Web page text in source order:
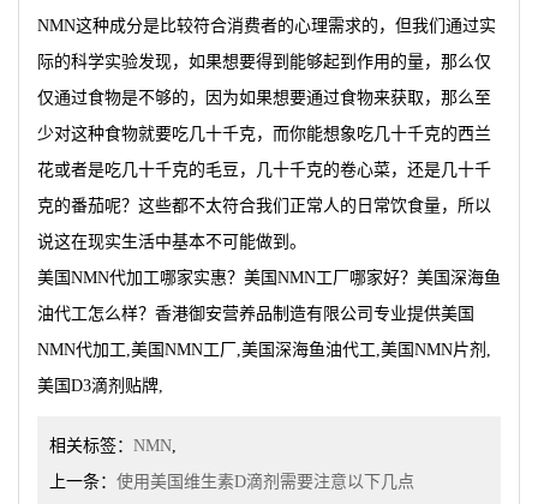
NMN这种成分是比较符合消费者的心理需求的，但我们通过实
际的科学实验发现，如果想要得到能够起到作用的量，那么仅
仅通过食物是不够的，因为如果想要通过食物来获取，那么至
少对这种食物就要吃几十千克，而你能想象吃几十千克的西兰
花或者是吃几十千克的毛豆，几十千克的卷心菜，还是几十千
克的番茄呢？这些都不太符合我们正常人的日常饮食量，所以
说这在现实生活中基本不可能做到。
美国NMN代加工哪家实惠？美国NMN工厂哪家好？美国深海鱼
油代工怎么样？香港御安营养品制造有限公司专业提供美国
NMN代加工,美国NMN工厂,美国深海鱼油代工,美国NMN片剂,
美国D3滴剂贴牌,
相关标签： NMN
上一条： 使用美国维生素D滴剂需要注意以下几点